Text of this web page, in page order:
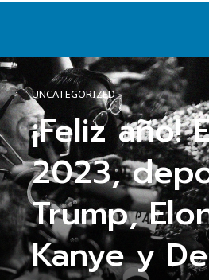
UNCATEGORIZED
¡Feliz año!
2023,
Trump,
Kanye y